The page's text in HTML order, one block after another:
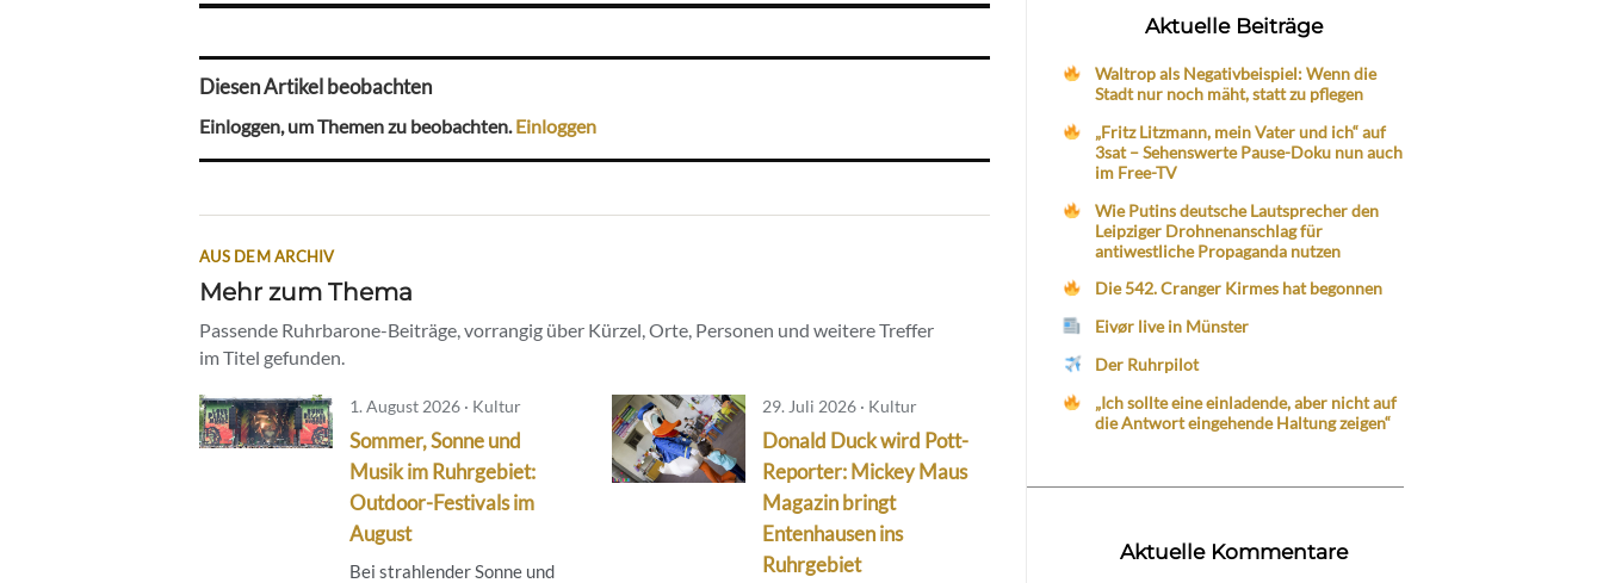
Diesen Artikel beobachten
Einloggen, um Themen zu beobachten.Einloggen
AUS DEM ARCHIV
Mehr zum Thema
Passende Ruhrbarone-Beiträge, vorrangig über Kürzel, Orte, Personen und weitere Treffer
im Titel gefunden.
1. August 2026 · Kultur
Sommer, Sonne und
Musik im Ruhrgebiet:
Outdoor-Festivals im
August
Bei strahlender Sonne und
29. Juli 2026 · Kultur
Donald Duck wird Pott-
Reporter: Mickey Maus
Magazin bringt
Entenhausen ins
Ruhrgebiet
Aktuelle Beiträge
Waltrop als Negativbeispiel: Wenn die
Stadt nur noch mäht, statt zu pflegen
„Fritz Litzmann, mein Vater und ich“ auf
3sat – Sehenswerte Pause-Doku nun auch
im Free-TV
Wie Putins deutsche Lautsprecher den
Leipziger Drohnenanschlag für
antiwestliche Propaganda nutzen
Die 542. Cranger Kirmes hat begonnen
Eivør live in Münster
Der Ruhrpilot
„Ich sollte eine einladende, aber nicht auf
die Antwort eingehende Haltung zeigen“
Aktuelle Kommentare